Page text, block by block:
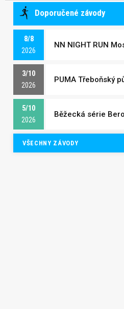
Doporučené závody
8/8
2026
NN NIGHT RUN
3/10
2026
PUMA Třeboňský
5/10
2026
Běžecká série
VŠECHNY ZÁVODY